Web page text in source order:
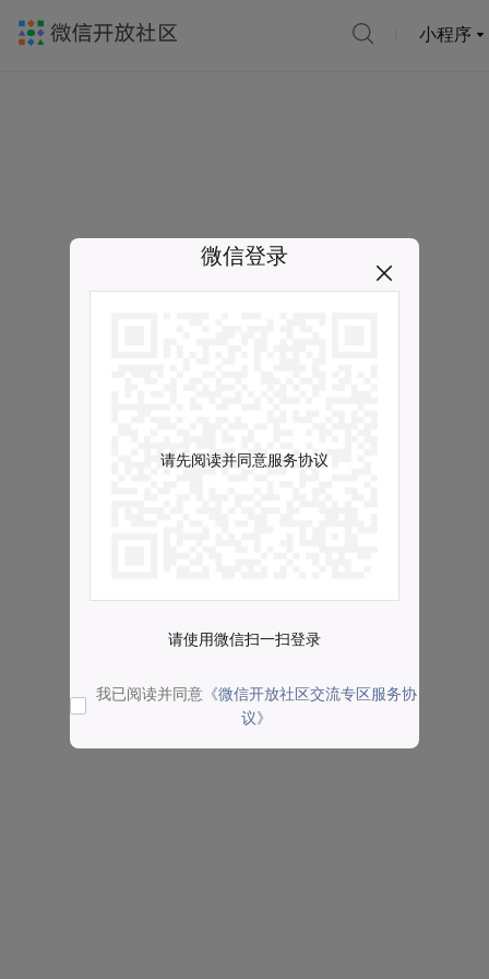
小程序
微信登录
请先阅读并同意服务协议
请使用微信扫一扫登录
我已阅读并同意 《微信开放社区交流专区服务协
议》